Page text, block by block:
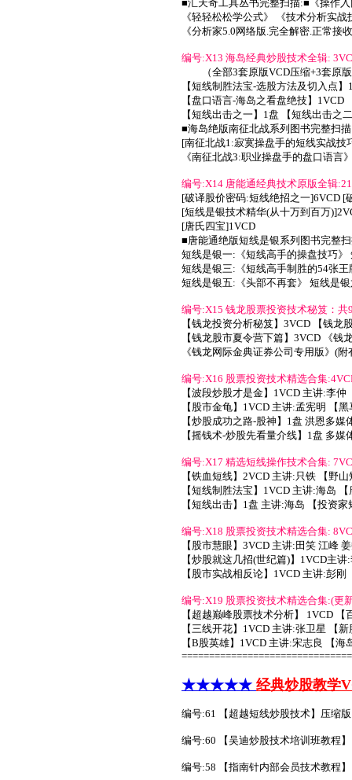
■汇天奇工具丛书完整扫描:■《操作
《轻轻松松学公式》 《技术分析实
《分析家5.0网络版.完全解密.正常接
编号:X13 海岛经典炒股技术全辑:
（全部3套原版VCD压缩+3套原
【短线制胜法宝-选股方法及切入点
【盘口语言-海岛之看盘绝技】1VCD
【短线出击之一】1盘 【短线出击之
■海岛绝版南征北战系列图书完整扫
[南征北战1:寂寞操盘手的短线实战
《南征北战3:职业操盘手的盘口语言
编号:X14 唐能通经典技术原版全辑
[破译股价密码:短线绝招之一]6VCD [
[短线是银技术精华(从十万到百万
[唐氏四宝]1VCD
■唐能通绝版短线是银系列图书完整
短线是银一:《短线高手的操盘技巧
短线是银三:《短线高手制胜的54张
短线是银五:《头部不再套》 短线是
编号:X15 钱龙股票投资技术秘笈：共
【钱龙投资分析秘笈】3VCD 【钱龙
【钱龙股市夏令营下篇】3VCD 《钱
《钱龙网际金典证券公司专用版》(
编号:X16 股票投资技术精选合集
【波段炒股才是金】1VCD 主讲:李
【股市金龟】1VCD 主讲:孟宪明 【
【炒股成功之路-股神】1盘 洪恩多媒
【摇钱术-炒股先看量介线】1盘 多媒
编号:X17 精选短线操作技术合集:
【铁血短线】2VCD 主讲:只铁 【野
【短线制胜法宝】1VCD 主讲:海岛
【短线出击】1盘 主讲:海岛 【投资
编号:X18 股票投资技术精选合集:
【股市慧眼】3VCD 主讲:田笑 江峰
【炒股就这几招(世纪篇)】1VCD主
【股市实战相反论】1VCD 主讲:彭
编号:X19 股票投资技术精选合集:(更
【超越巅峰股票技术分析】 1VCD
【三线开花】1VCD 主讲:张卫星 【
【B股英雄】1VCD 主讲:宋志良 【
★★★★★ 经典炒股教学
编号:61 【超越短线炒股技术】压缩
编号:60 【吴迪炒股技术培训班教程
编号:58 【指南针内部会员技术教程